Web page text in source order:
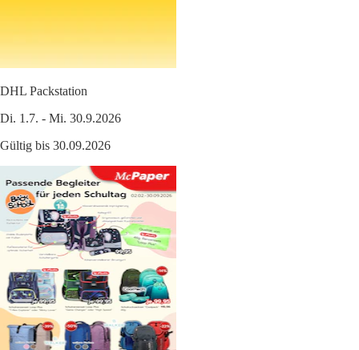
DHL Packstation
Di. 1.7. - Mi. 30.9.2026
Gültig bis 30.09.2026